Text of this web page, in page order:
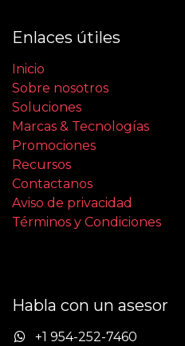
Enlaces útiles
Inicio
Sobre nosotros
Soluciones
Marcas & Tecnologías
Promociones
Recursos
Contactanos
Aviso de privacidad
Términos y Condiciones
Habla con un asesor
+1 954-252-7460